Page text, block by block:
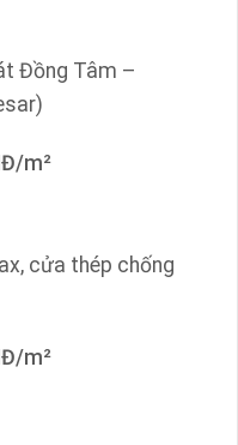
Đồng Tâm –
m²
cửa thép chống
m²